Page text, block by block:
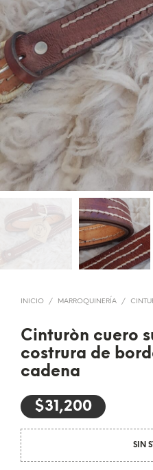
INICIO / MARROQUINERÍA /
Cinturòn cuero
costrura de
cadena
$31,200
SIN